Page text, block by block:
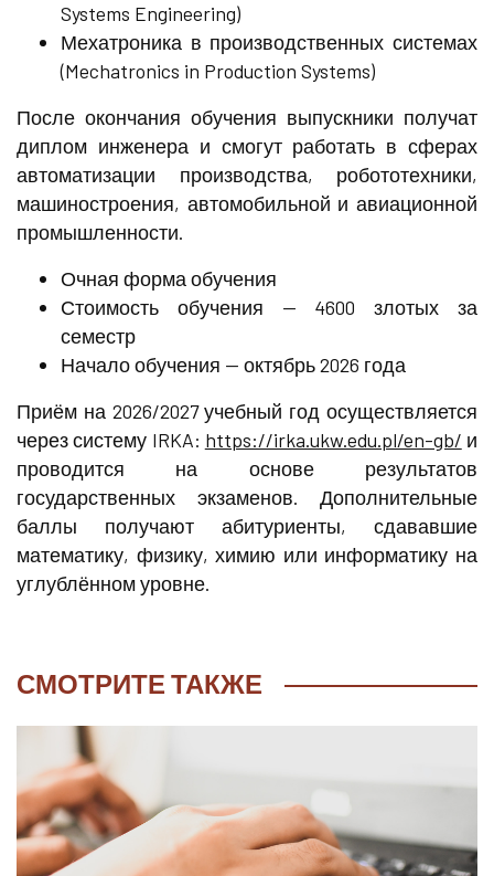
Systems Engineering)
Мехатроника в производственных системах
(Mechatronics in Production Systems)
После окончания обучения выпускники получат
диплом инженера и смогут работать в сферах
автоматизации производства, робототехники,
машиностроения, автомобильной и авиационной
промышленности.
Очная форма обучения
Стоимость обучения — 4600 злотых за
семестр
Начало обучения — октябрь 2026 года
Приём на 2026/2027 учебный год осуществляется
через систему IRKA: https://irka.ukw.edu.pl/en-gb/ и
проводится на основе результатов
государственных экзаменов. Дополнительные
баллы получают абитуриенты, сдававшие
математику, физику, химию или информатику на
углублённом уровне.
СМОТРИТЕ ТАКЖЕ